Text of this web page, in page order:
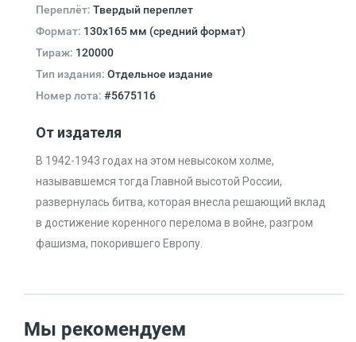
Переплёт: Твердый переплет
Формат: 130х165 мм (средний формат)
Тираж: 120000
Тип издания: Отдельное издание
Номер лота: #5675116
От издателя
В 1942-1943 годах на этом невысоком холме,
называвшемся тогда Главной высотой России,
развернулась битва, которая внесла решающий вклад
в достижение коренного перелома в войне, разгром
фашизма, покорившего Европу.
Мы рекомендуем